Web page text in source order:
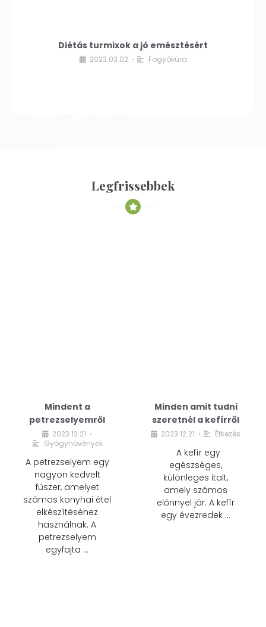
Diétás turmixok a jó emésztésért
2023.03.02. • Fogyókúra
Legfrissebbek
Mindent a
petrezselyemről
2023.12.21. •
Gyógynövények
A petrezselyem egy
nagyon kedvelt
fűszer, amelyet
számos konyhai étel
elkészítéséhez
használnak. A
petrezselyem
egyfajta …
Minden amit tudni
szeretnél a kefírről
2023.12.21. • Étkezés
A kefír egy
egészséges,
különleges italt,
amely számos
előnnyel jár. A kefír
egy évezredek …